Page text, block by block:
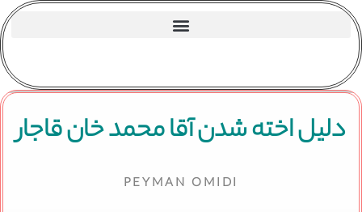
دلیل اخته شدن آقا محمد خان قاجار
PEYMAN OMIDI